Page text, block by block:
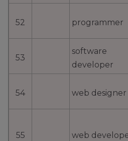
52 programmer
53
software
developer
54 web designer
55 web